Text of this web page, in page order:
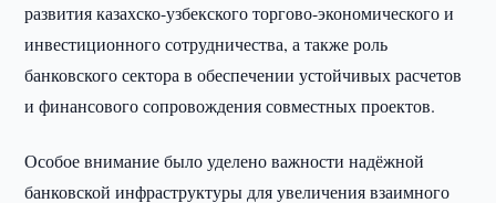
развития казахско-узбекского торгово-экономического и
инвестиционного сотрудничества, а также роль
банковского сектора в обеспечении устойчивых расчетов
и финансового сопровождения совместных проектов.
Особое внимание было уделено важности надёжной
банковской инфраструктуры для увеличения взаимного